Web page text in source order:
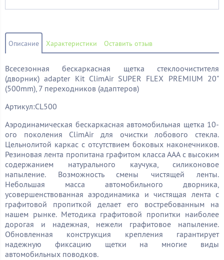
Описание Характеристики Оставить отзыв
Всесезонная бескаркасная щетка стеклоочистителя
(дворник) adapter Kit ClimAir SUPER FLEX PREMIUM 20"
(500mm), 7 переходников (адаптеров)
Артикул:CL500
Аэродинамическая бескаркасная автомобильная щетка 10-
ого поколения ClimAir для очистки лобового стекла.
Цельнолитой каркас с отсутствием боковых наконечников.
Резиновая лента пропитана графитом класса ААА с высоким
содержанием натурального каучука, силиконовое
напыление. Возможность смены чистящей ленты.
Небольшая масса автомобильного дворника,
усовершенствованная аэродинамика и чистящая лента с
графитовой пропиткой делает его востребованным на
нашем рынке. Методика графитовой пропитки наиболее
дорогая и надежная, нежели графитовое напыление.
Обновленная конструкция крепления гарантирует
надежную фиксацию щетки на многие виды
автомобильных поводков.